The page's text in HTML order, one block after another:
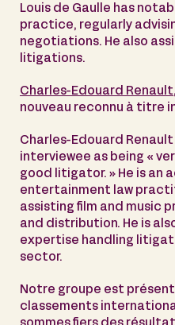
Louis de Gaulle has
practice, regularly
negotiations. He also
litigations.
Charles-Edouard Renault
nouveau reconnu à titre
Charles-Edouard
interviewee as being «
good litigator. » He is an
entertainment law
assisting film and music
and distribution. He is
expertise handling
sector.
Notre groupe est
classements